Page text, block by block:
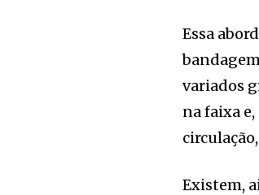
Essa
variados
na faixa
Existem,